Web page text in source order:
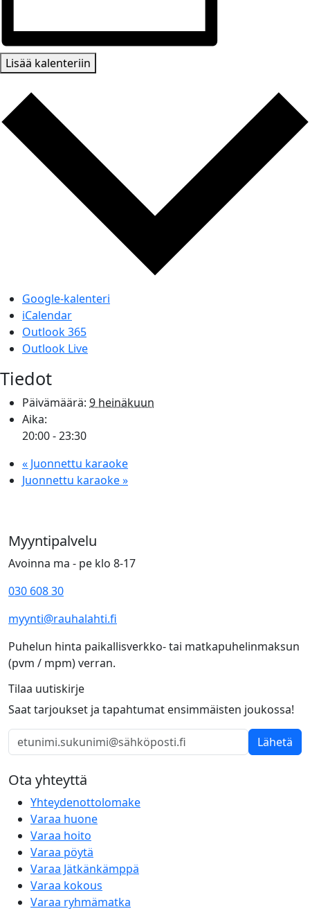
Lisää kalenteriin
Google-kalenteri
iCalendar
Outlook 365
Outlook Live
Tiedot
Päivämäärä: 9 heinäkuun
Aika:
20:00 - 23:30
« Juonnettu karaoke
Juonnettu karaoke»
Myyntipalvelu
Avoinna ma - pe klo 8-17
030 608 30
myynti@rauhalahti.fi
Puhelun hinta paikallisverkko- tai matkapuhelinmaksun
(pvm / mpm) verran.
Tilaa uutiskirje
Saat tarjoukset ja tapahtumat ensimmäisten joukossa!
Lähetä
Ota yhteyttä
Yhteydenottolomake
Varaa huone
Varaa hoito
Varaa pöytä
Varaa Jätkänkämppä
Varaa kokous
Varaa ryhmämatka